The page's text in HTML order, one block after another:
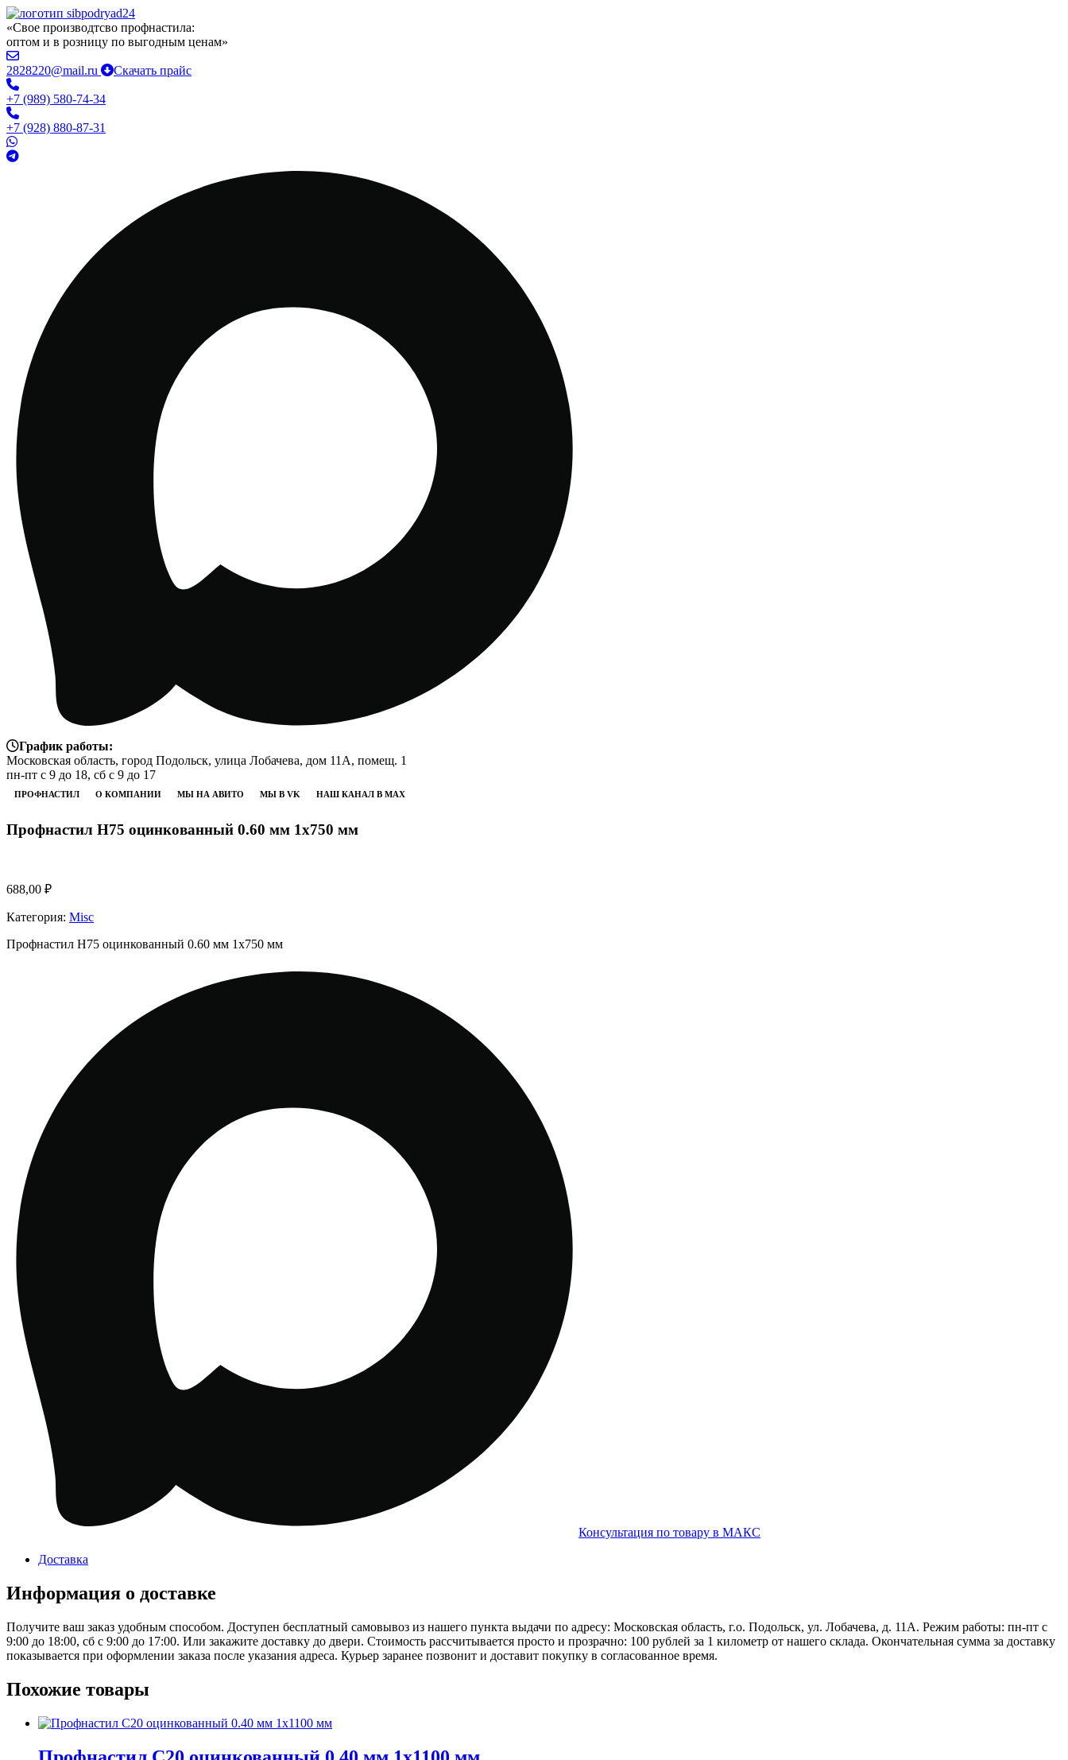
«Свое производтсво профнастила:
оптом и в розницу по выгодным ценам»
2828220@mail.ru Скачать прайс
+7 (989) 580-74-34
+7 (928) 880-87-31
График работы:
Московская область, город Подольск, улица Лобачева, дом 11А, помещ. 1
пн-пт с 9 до 18, сб с 9 до 17
ПРОФНАСТИЛ О КОМПАНИИ МЫ НА АВИТО МЫ В VK НАШ КАНАЛ В MAX
Профнастил Н75 оцинкованный 0.60 мм 1х750 мм
688,00 ₽
Категория: Misc
Профнастил Н75 оцинкованный 0.60 мм 1х750 мм
Консультация по товару в МАКС
Доставка
Информация о доставке
Получите ваш заказ удобным способом. Доступен бесплатный самовывоз из нашего пункта выдачи по адресу: Московская область, г.о. Подольск, ул. Лобачева, д. 11А. Режим работы: пн-пт с
9:00 до 18:00, сб с 9:00 до 17:00. Или закажите доставку до двери. Стоимость рассчитывается просто и прозрачно: 100 рублей за 1 километр от нашего склада. Окончательная сумма за доставку
показывается при оформлении заказа после указания адреса. Курьер заранее позвонит и доставит покупку в согласованное время.
Похожие товары